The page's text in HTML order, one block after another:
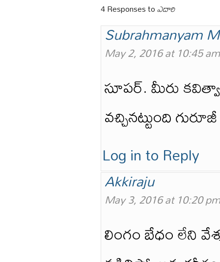
4 Responses toఎదారి
Subrahmanyam
May 2, 2016 at 10:45 am
సూపర్. మీరు
వచ్చినట్టుంది
Log in to Reply
Akkiraju
May 3, 2016 at 10:20 pm
లింగం బేధం లేని